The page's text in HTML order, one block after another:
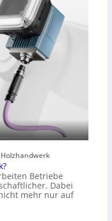
Betriebe
Dabei
mehr nur auf